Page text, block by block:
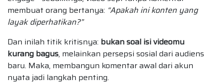
membuat orang bertanya: “Apakah ini konten yang
layak diperhatikan?”
Dan inilah titik kritisnya: bukan soal isi videomu
kurang bagus, melainkan persepsi sosial dari audiens
baru. Maka, membangun komentar awal dari akun
nyata jadi langkah penting.